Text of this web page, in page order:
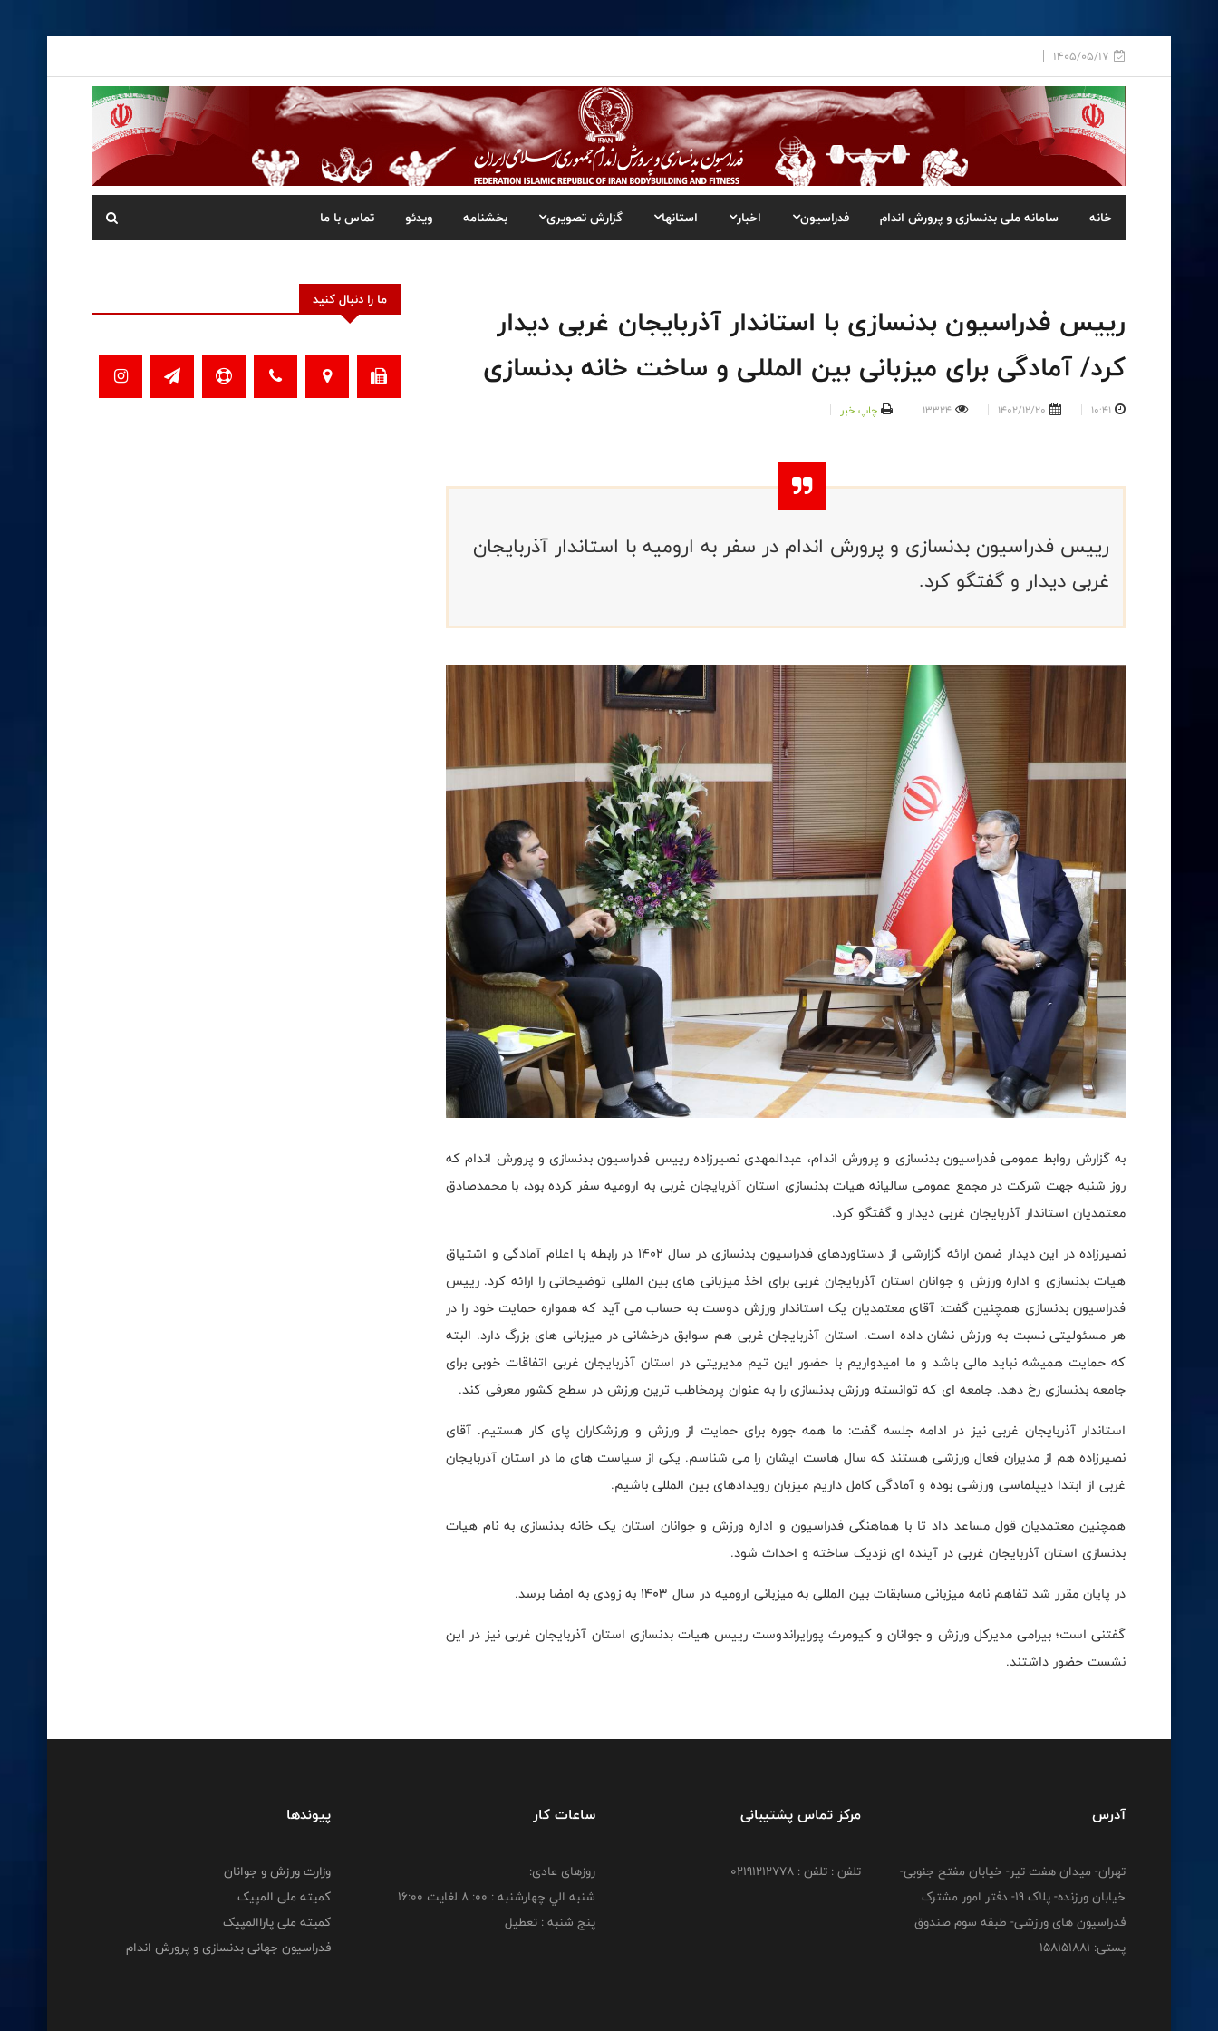
1405/05/17
خانه سامانه ملی بدنسازی و پرورش اندام فدراسیون اخبار استانها گزارش تصویری بخشنامه ویدئو تماس با ما
رییس فدراسیون بدنسازی با استاندار آذربایجان غربی دیدار
کرد/ آمادگی برای میزبانی بین المللی و ساخت خانه بدنسازی
10:41
1402/12/20
13324 چاپ خبر
رییس فدراسیون بدنسازی و پرورش اندام در سفر به ارومیه با استاندار آذربایجان
غربی دیدار و گفتگو کرد.
به گزارش روابط عمومی فدراسیون بدنسازی و پرورش اندام، عبدالمهدی نصیرزاده رییس فدراسیون بدنسازی و پرورش اندام که
روز شنبه جهت شرکت در مجمع عمومی سالیانه هیات بدنسازی استان آذربایجان غربی به ارومیه سفر کرده بود، با محمدصادق
معتمدیان استاندار آذربایجان غربی دیدار و گفتگو کرد.
نصیرزاده در این دیدار ضمن ارائه گزارشی از دستاوردهای فدراسیون بدنسازی در سال 1402 در رابطه با اعلام آمادگی و اشتیاق
هیات بدنسازی و اداره ورزش و جوانان استان آذربایجان غربی برای اخذ میزبانی های بین المللی توضیحاتی را ارائه کرد. رییس
فدراسیون بدنسازی همچنین گفت: آقای معتمدیان یک استاندار ورزش دوست به حساب می آید که همواره حمایت خود را در
هر مسئولیتی نسبت به ورزش نشان داده است. استان آذربایجان غربی هم سوابق درخشانی در میزبانی های بزرگ دارد. البته
که حمایت همیشه نباید مالی باشد و ما امیدواریم با حضور این تیم مدیریتی در استان آذربایجان غربی اتفاقات خوبی برای
جامعه بدنسازی رخ دهد. جامعه ای که توانسته ورزش بدنسازی را به عنوان پرمخاطب ترین ورزش در سطح کشور معرفی کند.
استاندار آذربایجان غربی نیز در ادامه جلسه گفت: ما همه جوره برای حمایت از ورزش و ورزشکاران پای کار هستیم. آقای
نصیرزاده هم از مدیران فعال ورزشی هستند که سال هاست ایشان را می شناسم. یکی از سیاست های ما در استان آذربایجان
غربی از ابتدا دیپلماسی ورزشی بوده و آمادگی کامل داریم میزبان رویدادهای بین المللی باشیم.
همچنین معتمدیان قول مساعد داد تا با هماهنگی فدراسیون و اداره ورزش و جوانان استان یک خانه بدنسازی به نام هیات
بدنسازی استان آذربایجان غربی در آینده ای نزدیک ساخته و احداث شود.
در پایان مقرر شد تفاهم نامه میزبانی مسابقات بین المللی به میزبانی ارومیه در سال 1403 به زودی به امضا برسد.
گفتنى است؛ بيرامى مديركل ورزش و جوانان و كيومرث پورايراندوست رييس هيات بدنسازى استان آذربايجان غربى نيز در اين
نشست حضور داشتند.
ما را دنبال کنید
آدرس
تهران- میدان هفت تیر- خیابان مفتح جنوبی-
خیابان ورزنده- پلاک 19- دفتر امور مشترک
فدراسیون های ورزشی- طبقه سوم صندوق
پستی: 158151881
مرکز تماس پشتیبانی
تلفن : تلفن : 02191212778
ساعات کار
روزهای عادی:
شنبه الي چهارشنبه : 00: 8 لغايت 16:00
پنج شنبه : تعطیل
پیوندها
وزارت ورزش و جوانان
کمیته ملی المپیک
کمیته ملی پاراالمپیک
فدراسیون جهانی بدنسازی و پرورش اندام